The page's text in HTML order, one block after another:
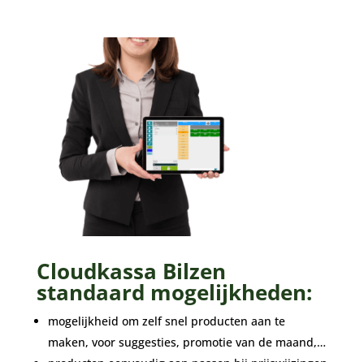
Cloudkassa Bilzen
standaard mogelijkheden:
mogelijkheid om zelf snel producten aan te
maken, voor suggesties, promotie van de maand,…